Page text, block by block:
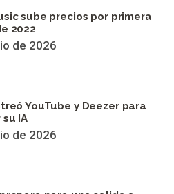
sube precios por primera
2022
de 2026
YouTube y Deezer para
IA
de 2026